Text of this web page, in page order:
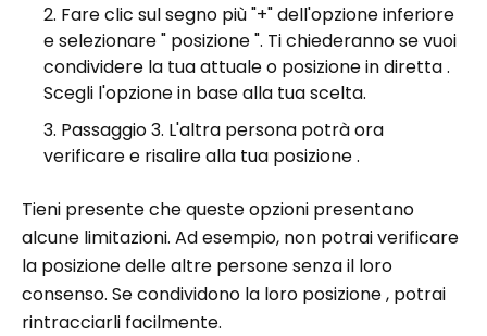
Fare clic sul segno più "+" dell'opzione inferiore
e selezionare " posizione ". Ti chiederanno se vuoi
condividere la tua attuale o posizione in diretta .
Scegli l'opzione in base alla tua scelta.
Passaggio 3. L'altra persona potrà ora
verificare e risalire alla tua posizione .
Tieni presente che queste opzioni presentano
alcune limitazioni. Ad esempio, non potrai verificare
la posizione delle altre persone senza il loro
consenso. Se condividono la loro posizione , potrai
rintracciarli facilmente.